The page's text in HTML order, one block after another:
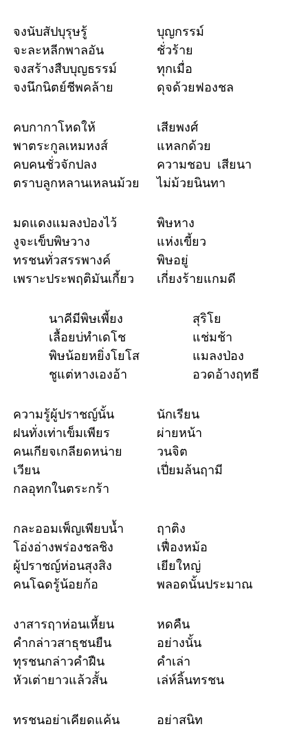
จงนับสัปบุรุษรู้
จะละหลีกพาลอัน
จงสร้างสืบบุญธรรม์
จงนึกนิตย์ชีพคล้าย
บุญกรรม์
ชั่วร้าย
ทุกเมื่อ
ดุจด้วยฟองชล
คบกากาโหดให้
พาตระกูลเหมหงส์
คบคนชั่วจักปลง
ตราบลูกหลานเหลนม้วย
เสียพงศ์
แหลกด้วย
ความชอบ เสียนา
ไม่ม้วยนินทา
มดแดงแมลงป่องไว้
งูจะเข็บพิษวาง
ทรชนทั่วสรรพางค์
เพราะประพฤติมันเกี้ยว
พิษหาง
แห่งเขี้ยว
พิษอยู่
เกี่ยงร้ายแกมดี
นาคีมีพิษเพี้ยง
เลื้อยบ่ทำเดโช
พิษน้อยหยิ่งโยโส
ชูแต่หางเองอ้า
สุริโย
แช่มช้า
แมลงป่อง
อวดอ้างฤทธี
ความรู้ผู้ปราชญ์นั้น
ฝนทั่งเท่าเข็มเพียร
คนเกียจเกลียดหน่าย
เวียน
กลอุทกในตระกร้า
นักเรียน
ผ่ายหน้า
วนจิต
เปี่ยมล้นฤามี
กละออมเพ็ญเพียบน้ำ
โอ่งอ่างพร่องชลชิง
ผู้ปราชญ์ห่อนสุงสิง
คนโฉดรู้น้อยก้อ
ฤาติง
เฟื่องหม้อ
เยียใหญ่
พลอดนั้นประมาณ
งาสารฤาห่อนเหี้ยน
คำกล่าวสาธุชนยืน
ทุรชนกล่าวคำฝืน
หัวเต่ายาวแล้วสั้น
หดคืน
อย่างนั้น
คำเล่า
เล่ห์ลิ้นทรชน
ทรชนอย่าเคียดแค้น
อย่าสนิท